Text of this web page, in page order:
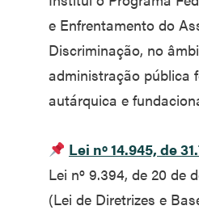
e Enfrentamento do
Discriminação, no
administração pública
autárquica e
Lei nº 14.945, de
Lei nº 9.394, de 20 de
(Lei de Diretrizes e